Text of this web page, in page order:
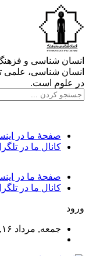
انسان شناسی و
انسان شناسی، علمی
در علوم است.
صفحۀ ما در
کانال ما در
صفحۀ ما در
کانال ما در
ورود
جمعه, مرداد ۱۶, ۱۴۰۵